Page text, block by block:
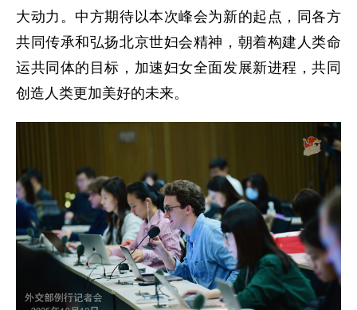
大动力。中方期待以本次峰会为新的起点，同各方
共同传承和弘扬北京世妇会精神，朝着构建人类命
运共同体的目标，加速妇女全面发展新进程，共同
创造人类更加美好的未来。